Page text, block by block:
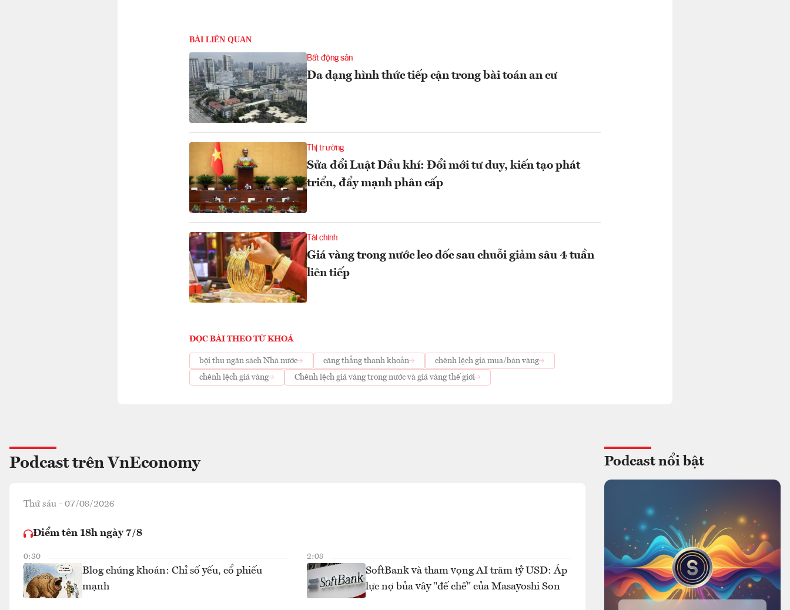
BÀI LIÊN QUAN
Bất động sản
Đa dạng hình thức tiếp cận trong bài toán an cư
Thị trường
Sửa đổi Luật Dầu khí: Đổi mới tư duy, kiến tạo phát
triển, đẩy mạnh phân cấp
Tài chính
Giá vàng trong nước leo dốc sau chuỗi giảm sâu 4 tuần
liên tiếp
ĐỌC BÀI THEO TỪ KHOÁ
bội thu ngân sách Nhà nước căng thẳng thanh khoản
chênh lệch giá mua/bán vàng
chênh lệch giá vàng
Chênh lệch giá vàng trong nước và giá vàng thế giới
Podcast trên VnEconomy
Thứ sáu - 07/08/2026
Điểm tên 18h ngày 7/8
0:30
Blog chứng khoán: Chỉ số yếu, cổ phiếu
mạnh
2:08
SoftBank và tham vọng AI trăm tỷ USD: Áp
lực nợ bủa vây "đế chế" của Masayoshi Son
Podcast nổi bật